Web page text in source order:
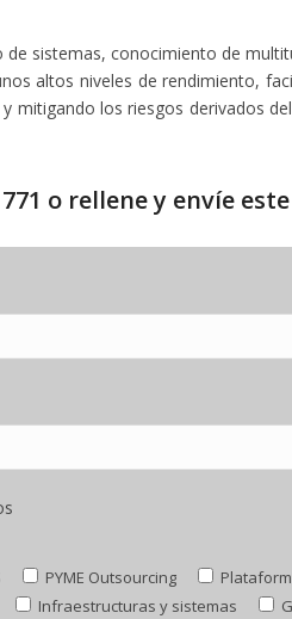
sistemas, conocimiento de
altos niveles de rendimiento,
mitigando los riesgos derivados
o rellene y envíe
PYME Outsourcing
Infraestructuras y sistemas